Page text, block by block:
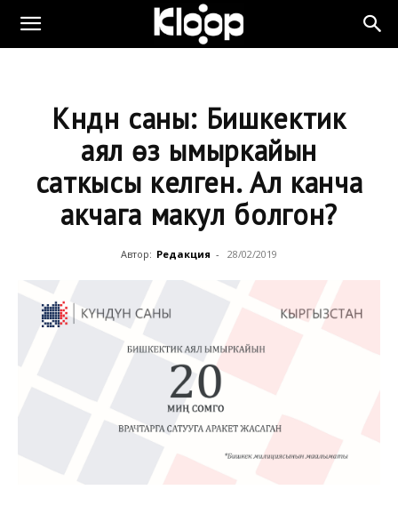
Күндүн саны: Бишкектик
аял өз ымыркайын
саткысы келген. Ал канча
акчага макул болгон?
Автор: Редакция - 28/02/2019